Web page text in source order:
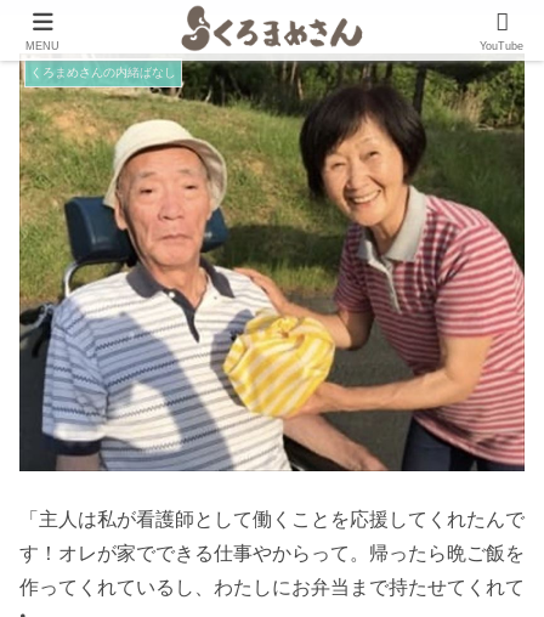
くろまめさんの内緒ばなし
「主人は私が看護師として働くことを応援してくれたんで
す！オレが家でできる仕事やからって。帰ったら晩ご飯を
作ってくれているし、わたしにお弁当まで持たせてくれて
MENU YouTube